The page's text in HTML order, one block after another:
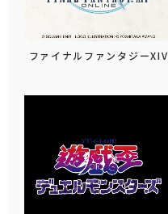
ファイナルファンタジーXIV